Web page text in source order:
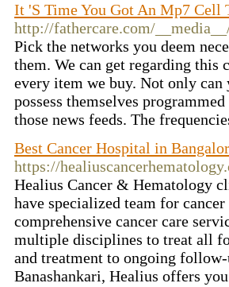
It 'S Time You Got An Mp7 Cell
http://fathercare.com/
Pick the networks you deem
them. We can get regarding this
every item we buy. Not only can
possess themselves
those news feeds. The
Best Cancer Hospital in
https://
Healius Cancer & Hematology
have specialized team for
comprehensive cancer care
multiple disciplines to treat all
and treatment to ongoing
Banashankari, Healius offers